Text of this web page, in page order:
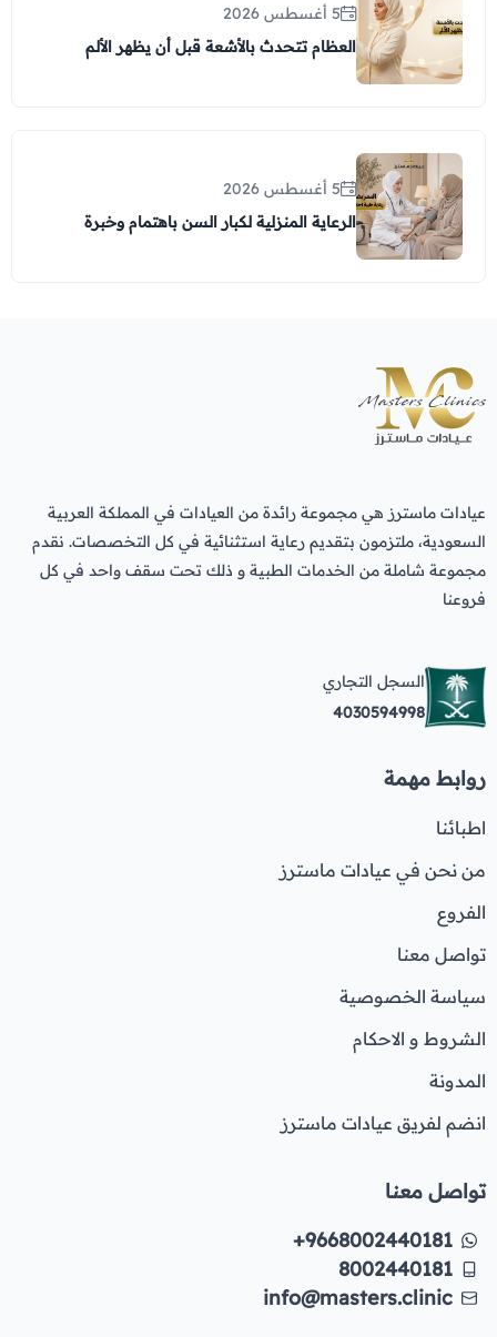
5 أغسطس 2026
العظام تتحدث بالأشعة قبل أن يظهر الألم
5 أغسطس 2026
الرعاية المنزلية لكبار السن باهتمام وخبرة
عيادات ماسترز هي مجموعة رائدة من العيادات في المملكة العربية
السعودية، ملتزمون بتقديم رعاية استثنائية في كل التخصصات. نقدم
مجموعة شاملة من الخدمات الطبية و ذلك تحت سقف واحد في كل
فروعنا
السجل التجاري
4030594998
روابط مهمة
اطبائنا
من نحن في عيادات ماسترز
الفروع
تواصل معنا
سياسة الخصوصية
الشروط و الاحكام
المدونة
انضم لفريق عيادات ماسترز
تواصل معنا
+9668002440181
8002440181
info@masters.clinic